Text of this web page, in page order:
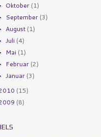
Oktober (1)
September (3)
August (1)
Juli (4)
Mai (1)
Februar (2)
Januar (3)
(15)
(8)